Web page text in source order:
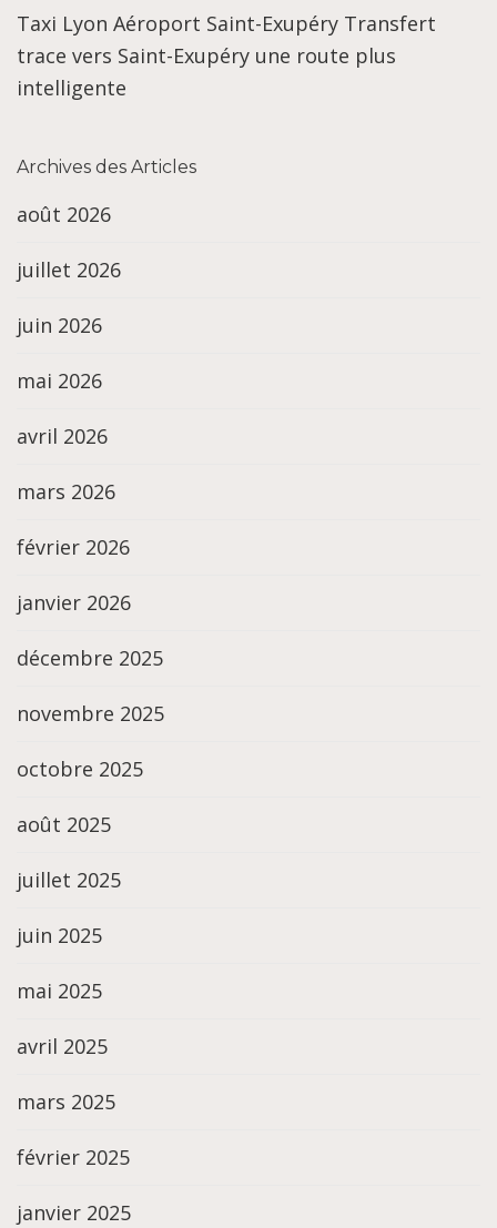
Taxi Lyon Aéroport Saint-Exupéry Transfert
trace vers Saint-Exupéry une route plus
intelligente
Archives des Articles
août 2026
juillet 2026
juin 2026
mai 2026
avril 2026
mars 2026
février 2026
janvier 2026
décembre 2025
novembre 2025
octobre 2025
août 2025
juillet 2025
juin 2025
mai 2025
avril 2025
mars 2025
février 2025
janvier 2025